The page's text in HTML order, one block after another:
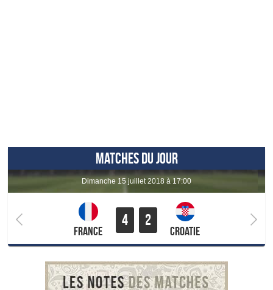
MATCHES DU JOUR
dimanche 15 juillet 2018 à 17:00
France
4 2
Croatie